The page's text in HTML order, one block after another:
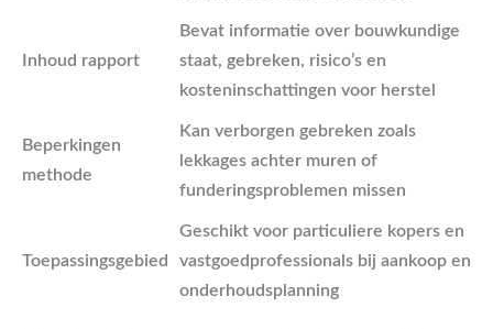
Inhoud rapport
Bevat informatie over bouwkundige
staat, gebreken, risico’s en
kosteninschattingen voor herstel
Beperkingen
methode
Kan verborgen gebreken zoals
lekkages achter muren of
funderingsproblemen missen
Toepassingsgebied
Geschikt voor particuliere kopers en
vastgoedprofessionals bij aankoop en
onderhoudsplanning